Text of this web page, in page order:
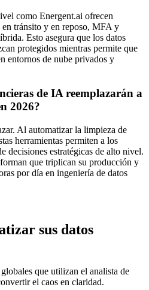
como Energent.ai ofrecen
tránsito y en reposo, MFA y
Esto asegura que los datos
protegidos mientras permite que
entornos de nube privados y
de IA reemplazarán a
2026?
Al automatizar la limpieza de
herramientas permiten a los
decisiones estratégicas de alto nivel.
que triplican su producción y
por día en ingeniería de datos
sus datos
que utilizan el analista de
el caos en claridad.